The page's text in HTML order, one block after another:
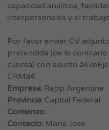
capacidad analítica,
interpersonales y el
Por favor enviar CV
pretendida (de lo contrario
cuenta) con asunto
CRMâ€
Empresa: Rapp Argentina
Provincia: Capital Federal
Comienzo:
Contacto: Maria Jose